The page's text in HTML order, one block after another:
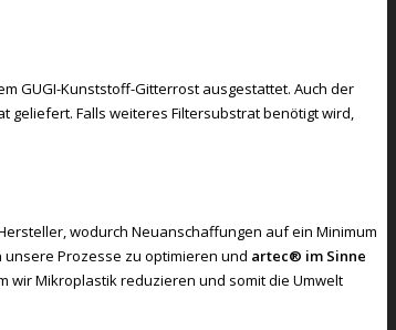
GUGI-Kunststoff-Gitterrost ausgestattet. Auch der
Falls weiteres Filtersubstrat benötigt wird,
wodurch Neuanschaffungen auf ein Minimum
Prozesse zu optimieren und artec® im Sinne
wir Mikroplastik reduzieren und somit die Umwelt